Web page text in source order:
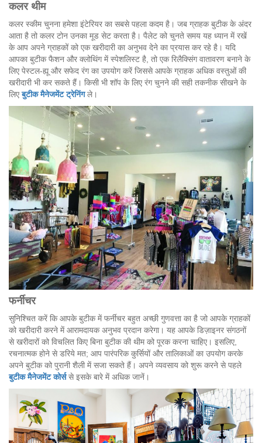
कलर थीम
कलर स्कीम चुनना हमेशा इंटेरियर का सबसे पहला कदम है। जब ग्राहक बुटीक के अंदर
आता है तो कलर टोन उनका मूड सेट करता है। पैलेट को चुनते समय यह ध्यान में रखें
के आप अपने ग्राहकों को एक खरीदारी का अनुभव देने का प्रयास कर रहे है। यदि
आपका बुटीक फैशन और क्लोथिंग में स्पेशलिस्ट है, तो एक रिलैक्सिंग वातावरण बनाने के
लिए पेस्टल-ह्यू और सफेद रंग का उपयोग करें जिससे आपके ग्राहक अधिक वस्तुओं की
खरीदारी भी कर सकते हैं। किसी भी शॉप के लिए रंग चुनने की सही तकनीक सीखने के
लिएबुटीक मैनेजमेंट ट्रेनिंगले।
फर्नीचर
सुनिश्चित करें कि आपके बुटीक में फर्नीचर बहुत अच्छी गुणवत्ता का है जो आपके ग्राहकों
को खरीदारी करने में आरामदायक अनुभव प्रदान करेगा। यह आपके डिज़ाइनर संगठनों
से खरीदारों को विचलित किए बिना बुटीक की थीम को पूरक करना चाहिए। इसलिए,
रचनात्मक होने से डरिये मत; आप पारंपरिक कुर्सियों और तालिकाओं का उपयोग करके
अपने बुटीक को पुरानी शैली में सजा सकते हैं। अपने व्यवसाय को शुरू करने से पहले
बुटीक मैनेजमेंट कोर्ससे इसके बारे में अधिक जानें।